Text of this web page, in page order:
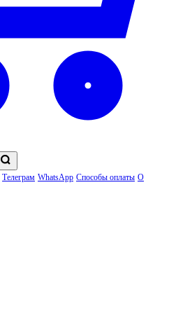
Телеграм WhatsApp Способы оплаты О